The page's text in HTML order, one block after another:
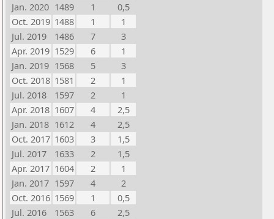
Jan. 2020 1489 1
0,5
Oct. 2019 1488 1
1
Jul. 2019
1486 7
3
Apr. 2019 1529 6
1
Jan. 2019 1568 5
3
Oct. 2018 1581 2
1
Jul. 2018
1597 2
1
Apr. 2018 1607 4
2,5
Jan. 2018 1612 4
2,5
Oct. 2017 1603 3
1,5
Jul. 2017
1633 2
1,5
Apr. 2017 1604 2
1
Jan. 2017 1597 4
2
Oct. 2016 1569 1
0,5
Jul. 2016
1563 6
2,5